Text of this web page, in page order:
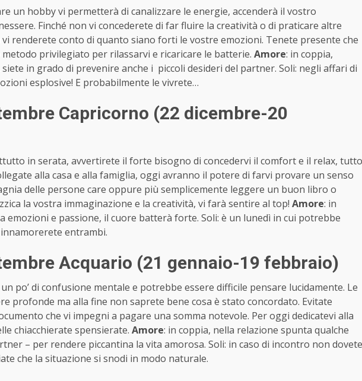
un hobby vi permetterà di canalizzare le energie, accenderà il vostro
Finché non vi concederete di far fluire la creatività o di praticare altre
renderete conto di quanto siano forti le vostre emozioni. Tenete presente che
privilegiato per rilassarvi e ricaricare le batterie. Amore: in coppia,
in grado di prevenire anche i piccoli desideri del partner. Soli: negli affari di
esplosive! E probabilmente le vivrete…
Capricorno (22 dicembre-20
in serata, avvertirete il forte bisogno di concedervi il comfort e il relax, tutto
alla casa e alla famiglia, oggi avranno il potere di farvi provare un senso
delle persone care oppure più semplicemente leggere un buon libro o
la vostra immaginazione e la creatività, vi farà sentire al top! Amore: in
emozioni e passione, il cuore batterà forte. Soli: è un lunedì in cui potrebbe
entrambi.
Acquario (21 gennaio-19 febbraio)
po’ di confusione mentale e potrebbe essere difficile pensare lucidamente. Le
profonde ma alla fine non saprete bene cosa è stato concordato. Evitate
che vi impegni a pagare una somma notevole. Per oggi dedicatevi alla
chiacchierate spensierate. Amore: in coppia, nella relazione spunta qualche
– per rendere piccantina la vita amorosa. Soli: in caso di incontro non dovete
che la situazione si snodi in modo naturale.